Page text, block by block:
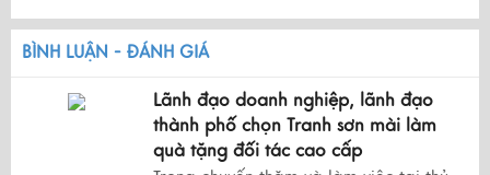
BÌNH LUẬN - ĐÁNH GIÁ
Lãnh đạo doanh nghiệp, lãnh đạo
thành phố chọn Tranh sơn mài làm
quà tặng đối tác cao cấp